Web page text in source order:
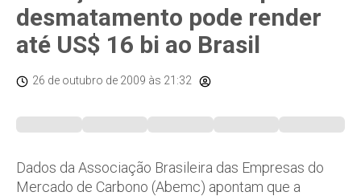
desmatamento pode render
até US$ 16 bi ao Brasil
26 de outubro de 2009 às 21:32
Dados da Associação Brasileira das Empresas do
Mercado de Carbono (Abemc) apontam que a